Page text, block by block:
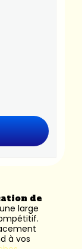
de
large
à vos